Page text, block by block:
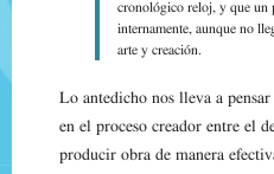
cronológico reloj, y que un
internamente, aunque no
arte y creación.
Lo antedicho nos lleva a
en el proceso creador entre el
producir obra de manera